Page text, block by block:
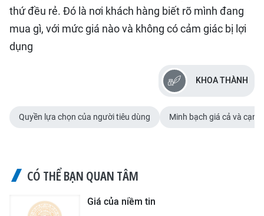
thứ đều rẻ. Đó là nơi khách hàng biết rõ mình đang
mua gì, với mức giá nào và không có cảm giác bị lợi
dụng
KHOA THÀNH
Quyền lựa chọn của người tiêu dùng Minh bạch giá cả và
CÓ THỂ BẠN QUAN TÂM
Giá của niềm tin